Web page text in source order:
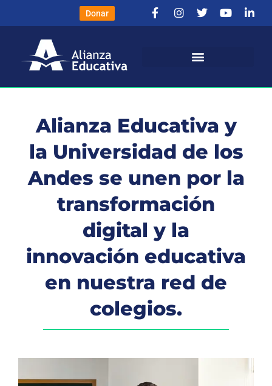
Donar
Alianza Educativa y
la Universidad de los
Andes se unen por la
transformación
digital y la
innovación educativa
en nuestra red de
colegios.